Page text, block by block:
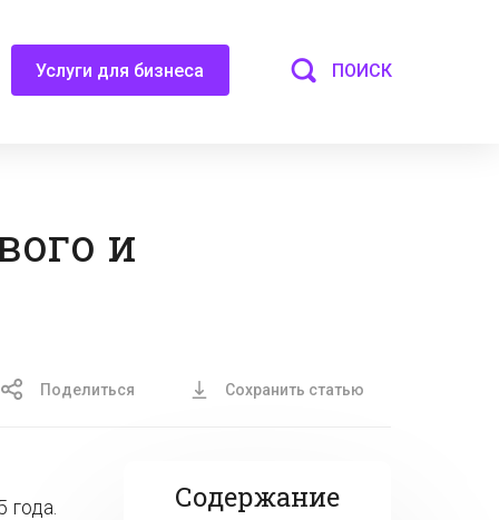
Услуги для бизнеса ПОИСК
и
Поделиться Сохранить статью
Содержание